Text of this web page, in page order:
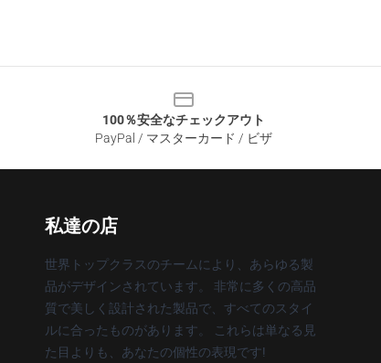
100％安全なチェックアウト
PayPal / マスターカード / ビザ
私達の店
世界トップクラスのチームにより、あらゆる製
品がデザインされています。 非常に多くの高品
質で美しく設計された製品で、すべてのスタイ
ルに合ったものがあります。 これらは単なる見
た目よりも、あなたの個性の表現です!